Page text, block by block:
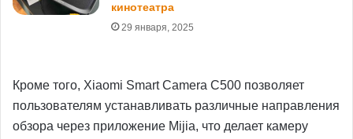
кинотеатра
29 января, 2025
Кроме того, Xiaomi Smart Camera C500 позволяет
пользователям устанавливать различные направления
обзора через приложение Mijia, что делает камеру